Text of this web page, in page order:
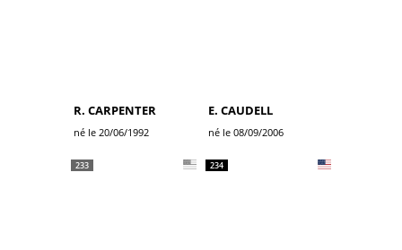
R. CARPENTER
né le 20/06/1992
E. CAUDELL
né le 08/09/2006
233 234